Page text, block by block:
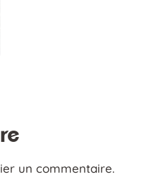
un commentaire.